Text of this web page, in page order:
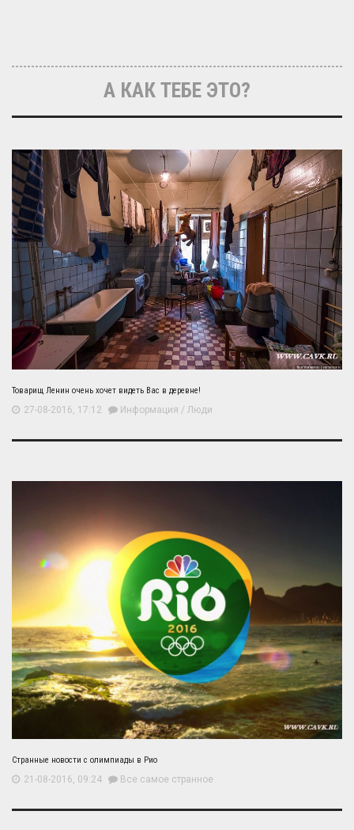
А КАК ТЕБЕ ЭТО?
Товарищ Ленин очень хочет видеть Вас в деревне!
27-08-2016, 17:12 Информация / Люди
Странные новости с олимпиады в Рио
21-08-2016, 09:24 Все самое странное